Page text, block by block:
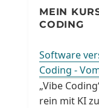
MEIN
CODING
Software
Coding -
„Vibe
rein mit KI